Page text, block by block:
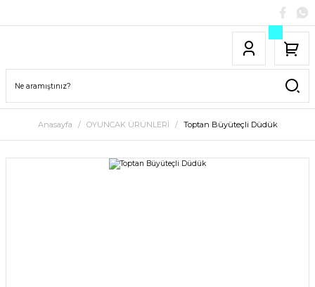
Anasayfa OYUNCAK ÜRÜNLERİ Toptan Büyüteçli Düdük